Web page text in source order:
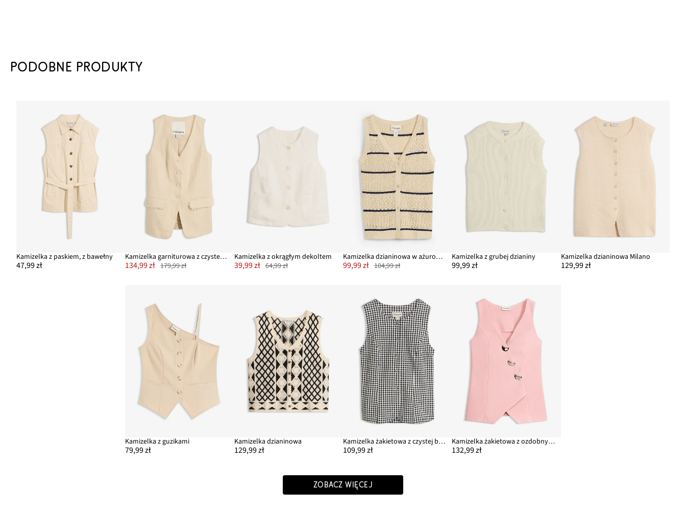
PODOBNE PRODUKTY
Kamizelka z paskiem, z bawełny
47,99 zł
Kamizelka garniturowa z czystego lnu
134,99 zł 179,99 zł
Kamizelka z okrągłym dekoltem
39,99 zł 64,99 zł
Kamizelka dzianinowa w ażurowy wzór, z domieszką lnu
99,99 zł 104,99 zł
Kamizelka z grubej dzianiny
99,99 zł
Kamizelka dzianinowa Milano
129,99 zł
Kamizelka z guzikami
79,99 zł
Kamizelka dzianinowa
129,99 zł
Kamizelka żakietowa z czystej bawełny
109,99 zł
Kamizelka żakietowa z ozdobnymi guzikami
132,99 zł
ZOBACZ WIĘCEJ